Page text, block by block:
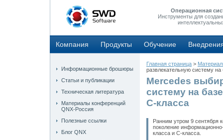
Операционная
Инструменты для
Компания Продукты Обучение
Информационные брошюры
Статьи и публикации
Техническая литература
Материалы конференций
QNX-Россия
Полезные ссылки
Блог QNX
Главная страница >
развлекательную систему
Mercedes
систему на
C-класса
Ранним утром 9 сентября
поколение
класса и С-класса.